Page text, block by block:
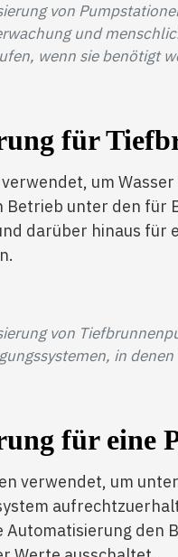
von
und
wenn sie benötigt
für
um
Betrieb unter den für
darüber hinaus für
von
in
für eine
verwendet, um
Automatisierung den